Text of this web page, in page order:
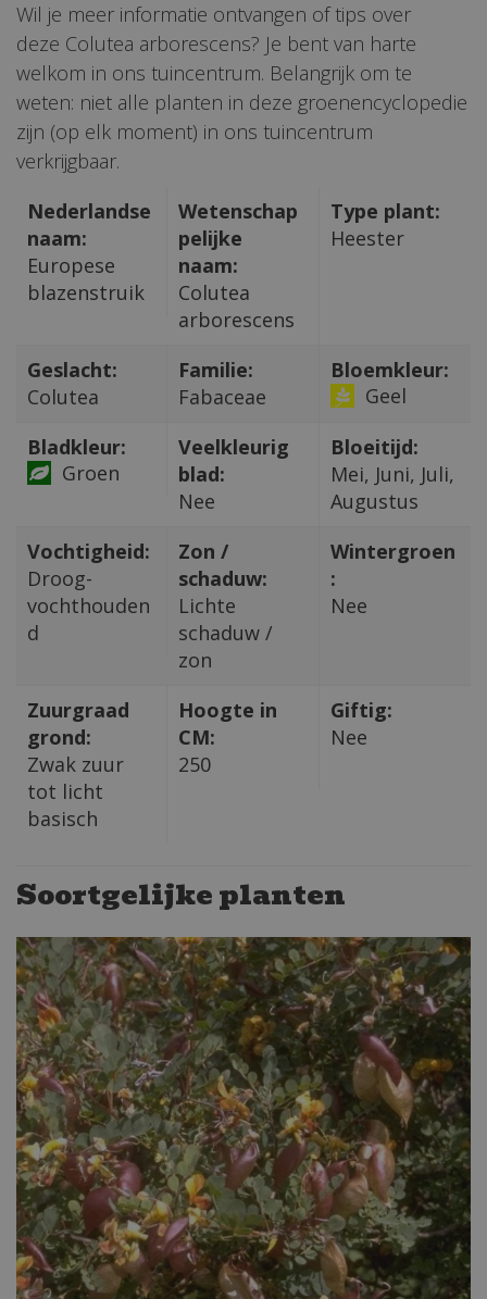
Wil je meer informatie ontvangen of tips over
deze Colutea arborescens? Je bent van harte
welkom in ons tuincentrum. Belangrijk om te
weten: niet alle planten in deze groenencyclopedie
zijn (op elk moment) in ons tuincentrum
verkrijgbaar.
Nederlandse
naam:
Europese
blazenstruik
Wetenschap
pelijke
naam:
Colutea
arborescens
Type plant:
Heester
Geslacht:
Colutea
Familie:
Fabaceae
Bloemkleur:
Geel
Bladkleur:
Groen
Veelkleurig
blad:
Nee
Bloeitijd:
Mei, Juni, Juli,
Augustus
Vochtigheid:
Droog-
vochthouden
d
Zon /
schaduw:
Lichte
schaduw /
zon
Wintergroen
:
Nee
Zuurgraad
grond:
Zwak zuur
tot licht
basisch
Hoogte in
CM:
250
Giftig:
Nee
Soortgelijke planten